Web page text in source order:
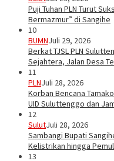
Puji Tuhan PLN Turut
Bermazmur” di Sangihe
10
BUMNJuli 29, 2026
Berkat TJSL PLN
Sejahtera, Jalan Desa
11
PLNJuli 28, 2026
Korban Bencana
UID Suluttenggo dan
12
SulutJuli 28, 2026
Sambangi Bupati
Kelistrikan hingga
13